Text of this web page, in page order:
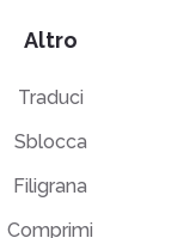
Altro
Traduci
Sblocca
Filigrana
Comprimi